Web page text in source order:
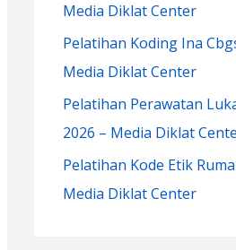
Media Diklat Center
Pelatihan Koding Ina
Media Diklat Center
Pelatihan Perawatan
2026 – Media Diklat
Pelatihan Kode Etik
Media Diklat Center